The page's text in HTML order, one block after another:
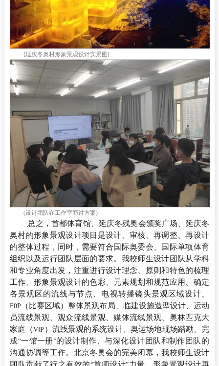
(延庆冬奥村形象景观设计实景图)
(设计团队在工作室商讨方案)
总之，首都体育馆、延庆冬残奥会颁奖广场、延庆冬
奥村的形象景观设计项目是设计、审核、再调整、再设计
的整体过程，同时，需要符合国际奥委会、国际单项体育
组织以及运行团队层面的要求。我校师生设计团队从学科
和专业角度出发，注重进行设计理念、原则和特色的梳理
工作、形象景观设计的色彩、元素规划和规范应用、确定
各景观区的流线与节点、电视转播镜头景观区域设计、
F0P （比赛区域）整体景观布局、临建设施造型设计、运动
员流线景观、观众流线景观、媒体流线景观、奥林匹克大
家庭（VⅠP ）流线景观的系统设计、奥运场地现场踏勘、完
成“一馆一册”的设计制作、与深化设计团队和制作团队的
沟通协调等工作。北京冬奥会的完美闭幕，我校师生设计